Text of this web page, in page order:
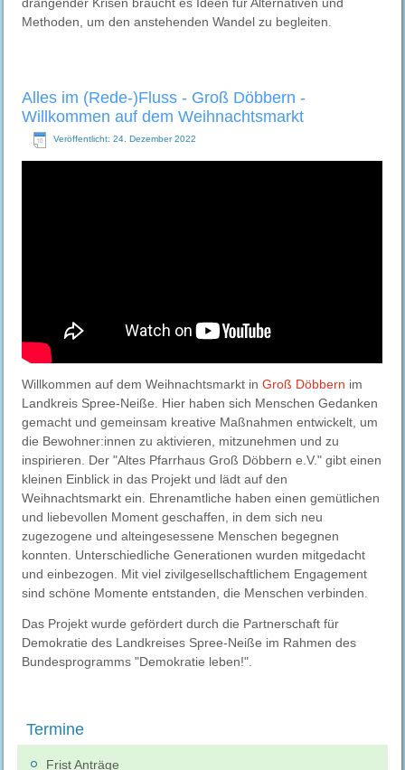
Methoden, um den anstehenden Wandel zu begleiten.
Alles im (Rede-)Fluss - Groß Döbbern -
Willkommen auf dem Weihnachtsmarkt
Veröffentlicht: 24. Dezember 2022
Willkommen auf dem Weihnachtsmarkt inGroß Döbbern im
Landkreis Spree-Neiße. Hier haben sich Menschen Gedanken
gemacht und gemeinsam kreative Maßnahmen entwickelt, um
die Bewohner:innen zu aktivieren, mitzunehmen und zu
inspirieren. Der "Altes Pfarrhaus Groß Döbbern e.V." gibt einen
kleinen Einblick in das Projekt und lädt auf den
Weihnachtsmarkt ein. Ehrenamtliche haben einen gemütlichen
und liebevollen Moment geschaffen, in dem sich neu
zugezogene und alteingesessene Menschen begegnen
konnten. Unterschiedliche Generationen wurden mitgedacht
und einbezogen. Mit viel zivilgesellschaftlichem Engagement
sind schöne Momente entstanden, die Menschen verbinden.
Das Projekt wurde gefördert durch die Partnerschaft für
Demokratie des Landkreises Spree-Neiße im Rahmen des
Bundesprogramms "Demokratie leben!".
Termine
Frist Anträge